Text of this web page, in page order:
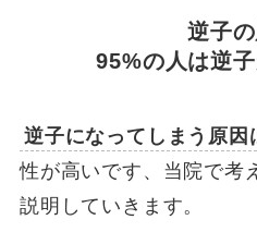
逆子
95%の人は逆
逆子になってしまう原因
性が高いです、当院で考
説明していきます。